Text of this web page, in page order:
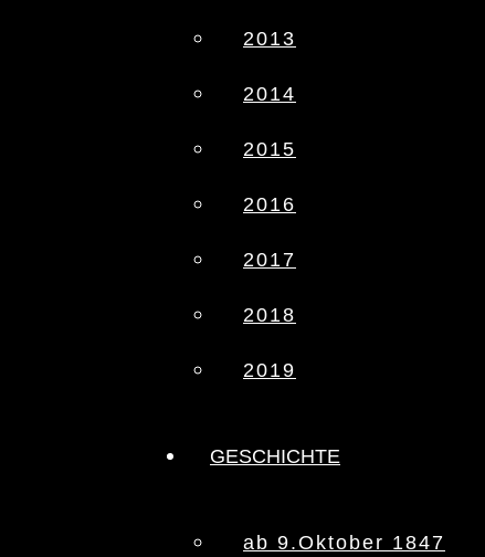
2013
2014
2015
2016
2017
2018
2019
GESCHICHTE
ab 9.Oktober 1847